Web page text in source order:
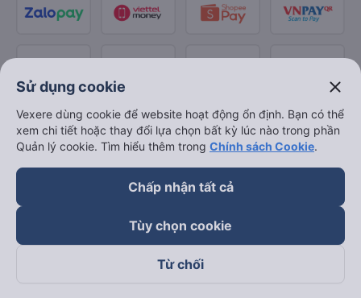
Sử dụng cookie close
Vexere dùng cookie để website hoạt động ổn định. Bạn có thể
xem chi tiết hoặc thay đổi lựa chọn bất kỳ lúc nào trong phần
Quản lý cookie. Tìm hiểu thêm trong Chính sách Cookie.
Chấp nhận tất cả
Tùy chọn cookie
Từ chối